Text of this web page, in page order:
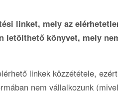
linket, mely az
letölthető könyvet, mely
linkek közzététele,
nem vállalkozunk